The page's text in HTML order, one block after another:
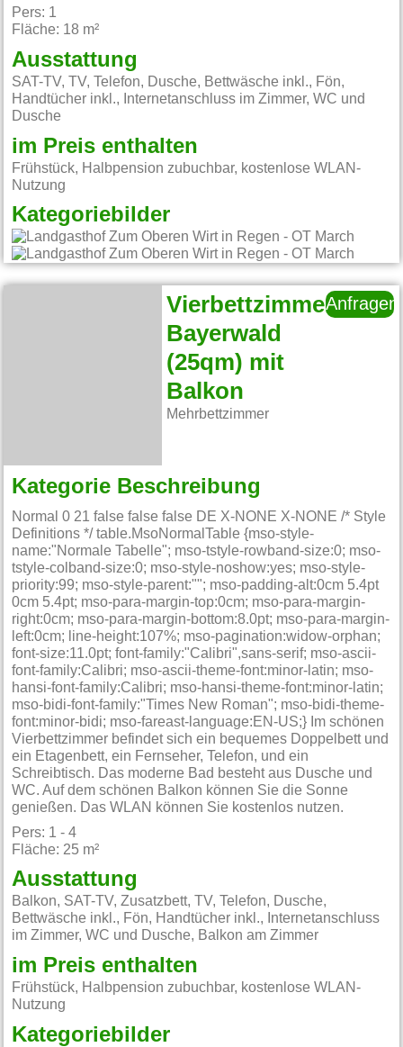
Pers: 1
Fläche: 18 m²
Ausstattung
SAT-TV, TV, Telefon, Dusche, Bettwäsche inkl., Fön,
Handtücher inkl., Internetanschluss im Zimmer, WC und
Dusche
im Preis enthalten
Frühstück, Halbpension zubuchbar, kostenlose WLAN-
Nutzung
Kategoriebilder
Vierbettzimmer
Bayerwald
(25qm) mit
Balkon
Mehrbettzimmer
Anfragen
Kategorie Beschreibung
Normal 0 21 false false false DE X-NONE X-NONE /* Style
Definitions */ table.MsoNormalTable {mso-style-
name:"Normale Tabelle"; mso-tstyle-rowband-size:0; mso-
tstyle-colband-size:0; mso-style-noshow:yes; mso-style-
priority:99; mso-style-parent:""; mso-padding-alt:0cm 5.4pt
0cm 5.4pt; mso-para-margin-top:0cm; mso-para-margin-
right:0cm; mso-para-margin-bottom:8.0pt; mso-para-margin-
left:0cm; line-height:107%; mso-pagination:widow-orphan;
font-size:11.0pt; font-family:"Calibri",sans-serif; mso-ascii-
font-family:Calibri; mso-ascii-theme-font:minor-latin; mso-
hansi-font-family:Calibri; mso-hansi-theme-font:minor-latin;
mso-bidi-font-family:"Times New Roman"; mso-bidi-theme-
font:minor-bidi; mso-fareast-language:EN-US;} Im schönen
Vierbettzimmer befindet sich ein bequemes Doppelbett und
ein Etagenbett, ein Fernseher, Telefon, und ein
Schreibtisch. Das moderne Bad besteht aus Dusche und
WC. Auf dem schönen Balkon können Sie die Sonne
genießen. Das WLAN können Sie kostenlos nutzen.
Pers: 1 - 4
Fläche: 25 m²
Ausstattung
Balkon, SAT-TV, Zusatzbett, TV, Telefon, Dusche,
Bettwäsche inkl., Fön, Handtücher inkl., Internetanschluss
im Zimmer, WC und Dusche, Balkon am Zimmer
im Preis enthalten
Frühstück, Halbpension zubuchbar, kostenlose WLAN-
Nutzung
Kategoriebilder